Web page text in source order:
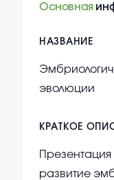
Основная
НАЗВАНИЕ
эволюции
КРАТКОЕ
развитие